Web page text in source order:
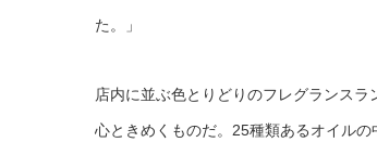
た。」
店内に並ぶ色とりどりのフレグランス
心ときめくものだ。25種類あるオイル